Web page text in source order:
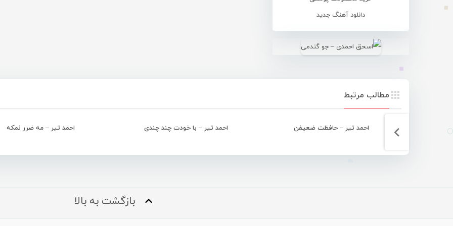
دانلود آهنگ جدید
مطالب مرتبط
احمد تیر – حافظت ضعیفن احمد تیر – با خودت چند چندی احمد تیر – مه ضرر نمکه
بازگشت به بالا